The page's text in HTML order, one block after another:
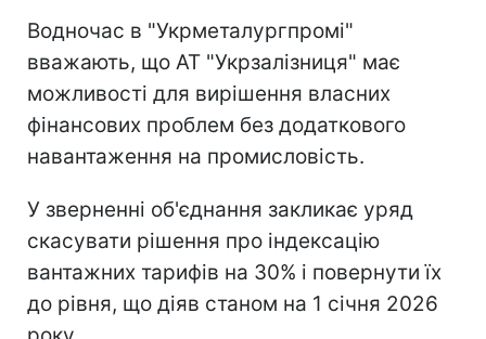
Водночас в "Укрметалургпромі"
вважають, що АТ "Укрзалізниця" має
можливості для вирішення власних
фінансових проблем без додаткового
навантаження на промисловість.
У зверненні об'єднання закликає уряд
скасувати рішення про індексацію
вантажних тарифів на 30% і повернути їх
до рівня, що діяв станом на 1 січня 2026